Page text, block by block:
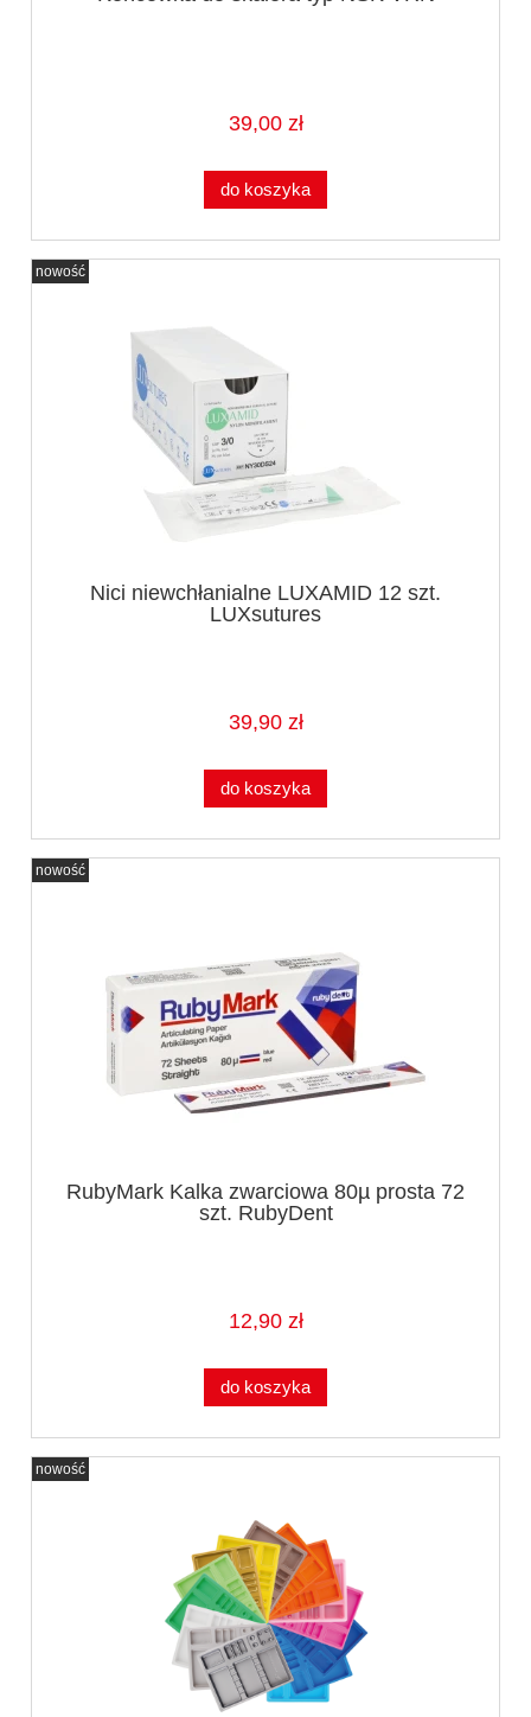
39,00 zł
do koszyka
Nici niewchłanialne LUXAMID 12 szt.
LUXsutures
39,90 zł
do koszyka
nowość
RubyMark Kalka zwarciowa 80µ prosta 72
szt. RubyDent
12,90 zł
do koszyka
nowość
nowość